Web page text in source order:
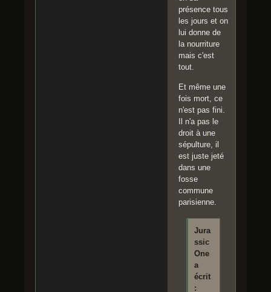
présence tous
les jours et on
lui donne de
la nourriture
mais c'est
tout.
Et même une
fois mort, ce
n'est pas fini.
Il n'a pas le
droit à une
sépulture, il
est juste jeté
dans une
fosse
commune
parisienne.
Jura
ssic
One
a
écrit
: